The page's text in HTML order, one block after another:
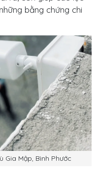
bằng chứng chi
Gia Mập, Bình Phước